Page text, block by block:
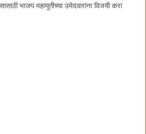
भाजप महायुतीच्या उमेदवारांना विजयी करा